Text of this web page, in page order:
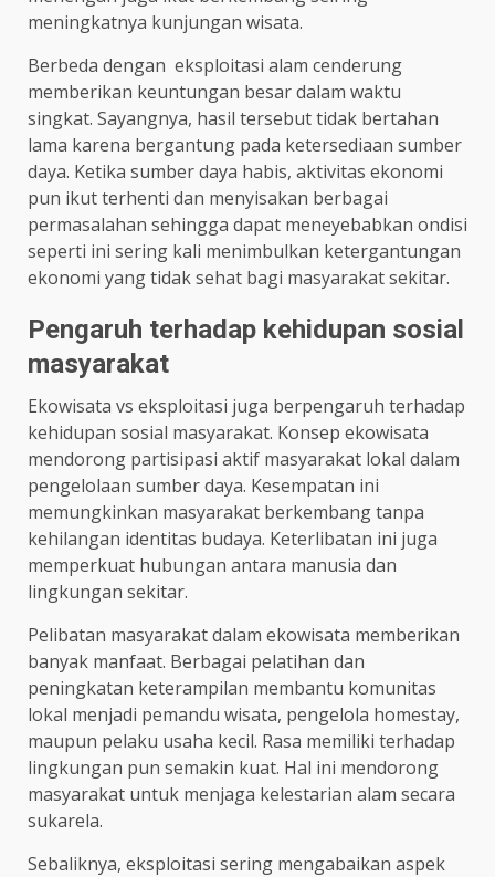
meningkatnya kunjungan wisata.
Berbeda dengan eksploitasi alam cenderung
memberikan keuntungan besar dalam waktu
singkat. Sayangnya, hasil tersebut tidak bertahan
lama karena bergantung pada ketersediaan sumber
daya. Ketika sumber daya habis, aktivitas ekonomi
pun ikut terhenti dan menyisakan berbagai
permasalahan sehingga dapat meneyebabkan ondisi
seperti ini sering kali menimbulkan ketergantungan
ekonomi yang tidak sehat bagi masyarakat sekitar.
Pengaruh terhadap kehidupan sosial
masyarakat
Ekowisata vs eksploitasi juga berpengaruh terhadap
kehidupan sosial masyarakat. Konsep ekowisata
mendorong partisipasi aktif masyarakat lokal dalam
pengelolaan sumber daya. Kesempatan ini
memungkinkan masyarakat berkembang tanpa
kehilangan identitas budaya. Keterlibatan ini juga
memperkuat hubungan antara manusia dan
lingkungan sekitar.
Pelibatan masyarakat dalam ekowisata memberikan
banyak manfaat. Berbagai pelatihan dan
peningkatan keterampilan membantu komunitas
lokal menjadi pemandu wisata, pengelola homestay,
maupun pelaku usaha kecil. Rasa memiliki terhadap
lingkungan pun semakin kuat. Hal ini mendorong
masyarakat untuk menjaga kelestarian alam secara
sukarela.
Sebaliknya, eksploitasi sering mengabaikan aspek